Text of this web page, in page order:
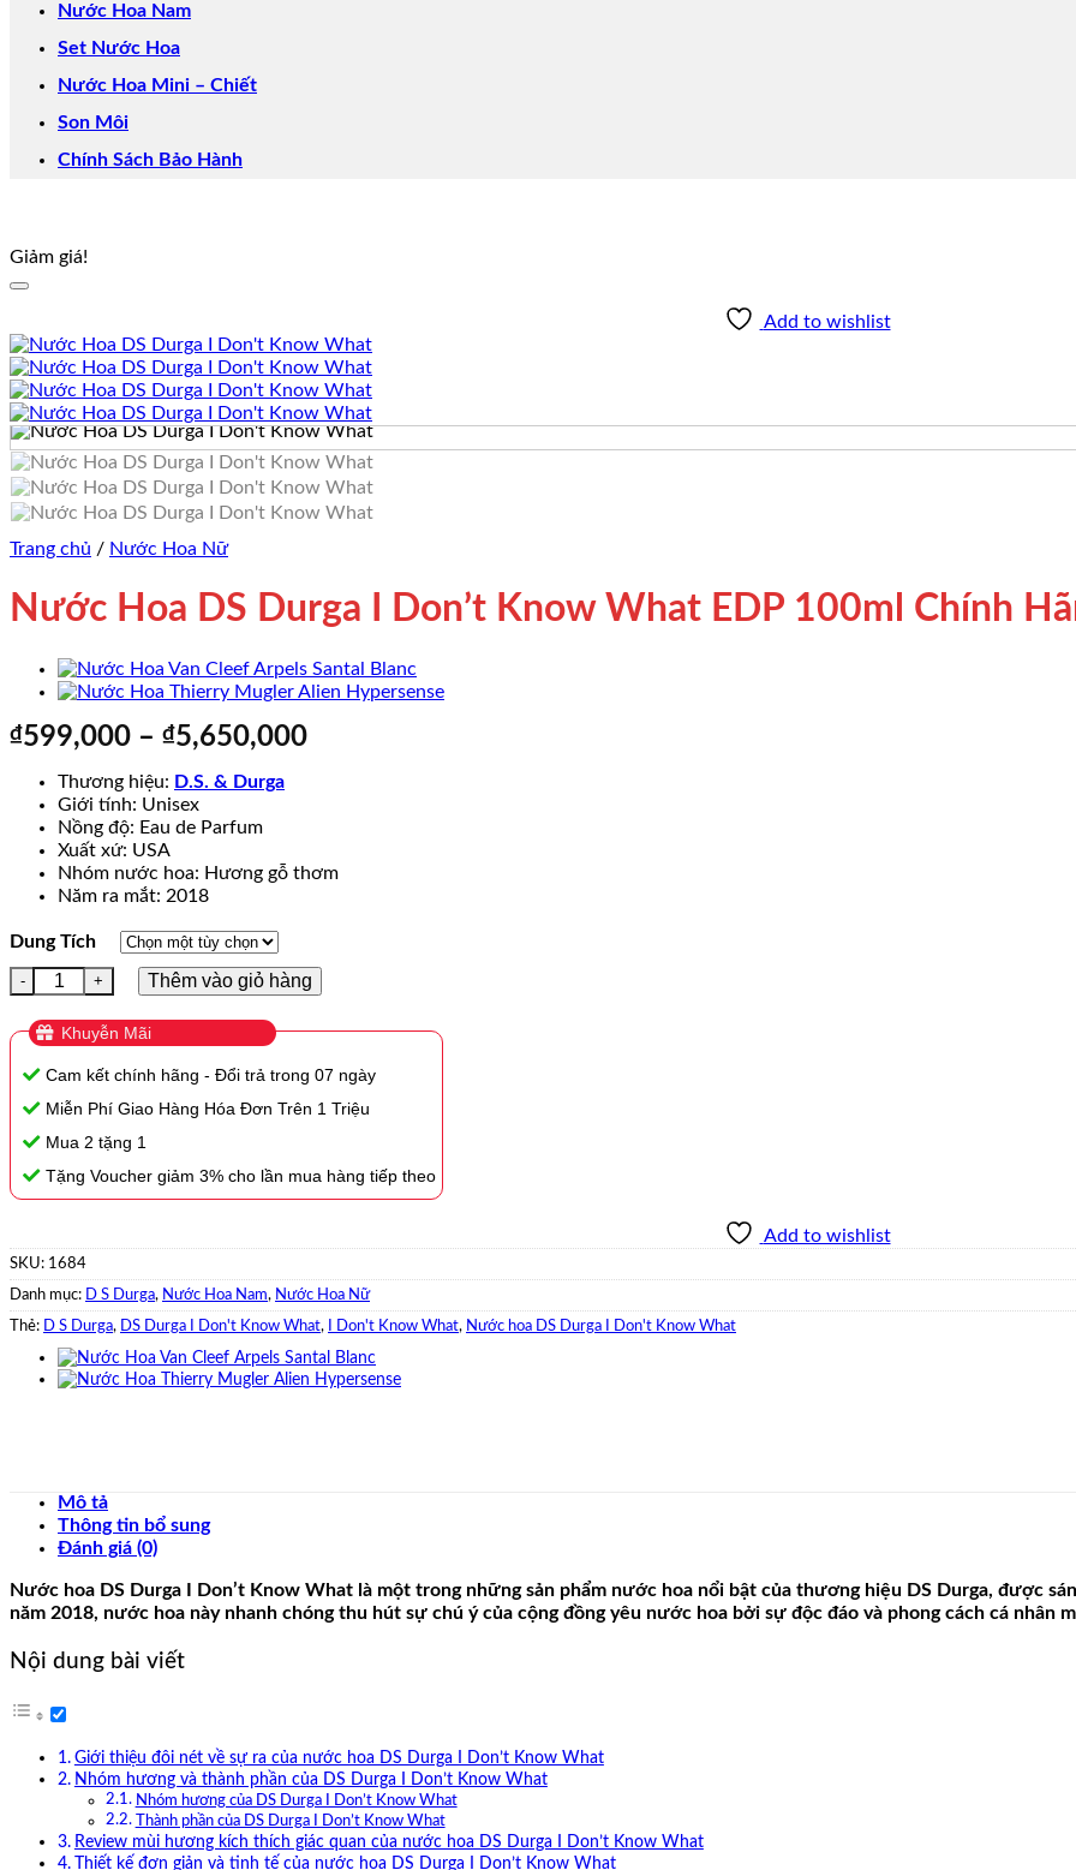
Nước Hoa Nam
Set Nước Hoa
Nước Hoa Mini – Chiết
Son Môi
Chính Sách Bảo Hành
Giảm giá!
Add to wishlist
Trang chủ / Nước Hoa Nữ
Nước Hoa DS Durga I Don’t Know What EDP 100ml Chính
₫599,000 – ₫5,650,000Khoảng
₫5,650,000
Thương hiệu: D.S. & Durga
Giới tính: Unisex
Nồng độ: Eau de Parfum
Xuất xứ: USA
Nhóm nước hoa: Hương gỗ thơm
Năm ra mắt: 2018
Dung Tích
Nước Hoa DS Durga I Don't Know What EDP 100ml Chính Hãng số lượng
Thêm vào giỏ hàng
Khuyễn Mãi
Cam kết chính hãng - Đổi trả trong 07 ngày
Miễn Phí Giao Hàng Hóa Đơn Trên 1 Triệu
Mua 2 tặng 1
Tặng Voucher giảm 3% cho lần mua hàng tiếp theo
Add to wishlist
SKU: 1684
Danh mục: D S Durga, Nước Hoa Nam, Nước Hoa Nữ
Thẻ: D S Durga, DS Durga I Don't Know What, I Don't Know What, Nước hoa DS Durga I Don't Know What
Mô tả
Thông tin bổ sung
Đánh giá (0)
Nước hoa DS Durga I Don’t Know What là một trong những sản phẩm nước hoa nổi bật của thương hiệu DS Durga, được
năm 2018, nước hoa này nhanh chóng thu hút sự chú ý của cộng đồng yêu nước hoa bởi sự độc đáo và phong cách cá nhân
Nội dung bài viết
Giới thiệu đôi nét về sự ra của nước hoa DS Durga I Don’t Know What
Nhóm hương và thành phần của DS Durga I Don’t Know What
Nhóm hương của DS Durga I Don’t Know What
Thành phần của DS Durga I Don’t Know What
Review mùi hương kích thích giác quan của nước hoa DS Durga I Don’t Know What
Thiết kế đơn giản và tinh tế của nước hoa DS Durga I Don’t Know What